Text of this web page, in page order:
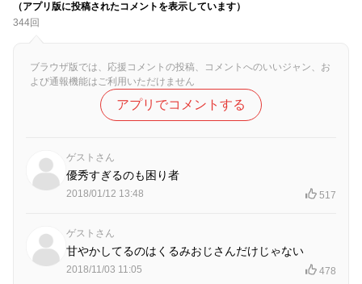
（アプリ版に投稿されたコメントを表示しています）
344回
ブラウザ版では、応援コメントの投稿、コメントへのいいジャン、お
よび通報機能はご利用いただけません
アプリでコメントする
ゲストさん
優秀すぎるのも困り者
2018/01/12 13:48 517
ゲストさん
甘やかしてるのはくるみおじさんだけじゃない
2018/11/03 11:05 478